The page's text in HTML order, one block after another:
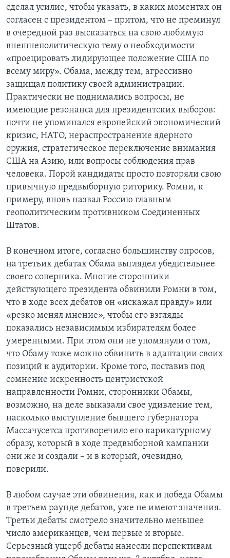
сделал усилие, чтобы указать, в каких моментах он
согласен с президентом – притом, что не преминул
в очередной раз высказаться на свою любимую
внешнеполитическую тему о необходимости
«проецировать лидирующее положение США по
всему миру». Обама, между тем, агрессивно
защищал политику своей администрации.
Практически не поднимались вопросы, не
имеющие резонанса для президентских выборов:
почти не упоминался европейский экономический
кризис, НАТО, нераспространение ядерного
оружия, стратегическое переключение внимания
США на Азию, или вопросы соблюдения прав
человека. Порой кандидаты просто повторяли свою
привычную предвыборную риторику. Ромни, к
примеру, вновь назвал Россию главным
геополитическим противником Соединенных
Штатов.
В конечном итоге, согласно большинству опросов,
на третьих дебатах Обама выглядел убедительнее
своего соперника. Многие сторонники
действующего президента обвинили Ромни в том,
что в ходе всех дебатов он «искажал правду» или
«резко менял мнение», чтобы его взгляды
показались независимым избирателям более
умеренными. При этом они не упомянули о том,
что Обаму тоже можно обвинить в адаптации своих
позиций к аудитории. Кроме того, поставив под
сомнение искренность центристской
направленности Ромни, сторонники Обамы,
возможно, на деле выказали свое удивление тем,
насколько выступление бывшего губернатора
Массачусетса противоречило его карикатурному
образу, который в ходе предвыборной кампании
они же и создали – и в который, очевидно,
поверили.
В любом случае эти обвинения, как и победа Обамы
в третьем раунде дебатов, уже не имеют значения.
Третьи дебаты смотрело значительно меньшее
число американцев, чем первые и вторые.
Серьезный ущерб дебаты нанесли перспективам